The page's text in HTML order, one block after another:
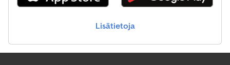
Lisätietoja